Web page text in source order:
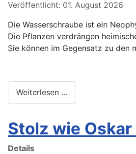
Veröffentlicht: 01. August 2026
Die Wasserschraube ist ein
Die Pflanzen verdrängen
Sie können im Gegensatz zu den
Weiterlesen …
Stolz wie
Details